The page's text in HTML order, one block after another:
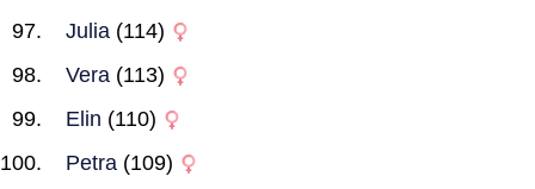
Julia (114)
Vera (113)
Elin (110)
Petra (109)